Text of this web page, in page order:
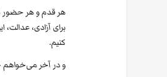
هر قدم و هر حضور
برای آزادی، عدالت،
کنیم.
و در آخر می‌خواهم